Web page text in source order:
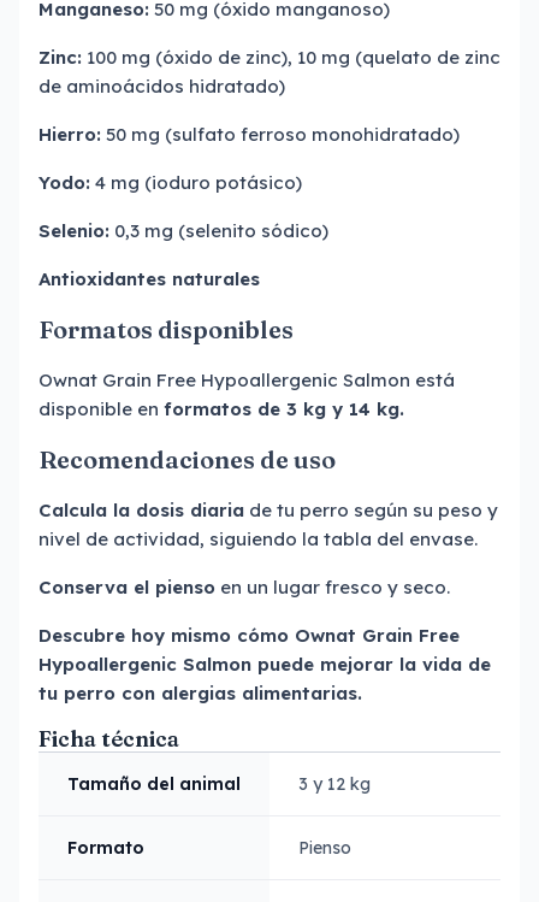
Manganeso: 50 mg (óxido manganoso)
Zinc: 100 mg (óxido de zinc), 10 mg (quelato de zinc
de aminoácidos hidratado)
Hierro: 50 mg (sulfato ferroso monohidratado)
Yodo: 4 mg (ioduro potásico)
Selenio: 0,3 mg (selenito sódico)
Antioxidantes naturales
Formatos disponibles
Ownat Grain Free Hypoallergenic Salmon está
disponible en formatos de 3 kg y 14 kg.
Recomendaciones de uso
Calcula la dosis diaria de tu perro según su peso y
nivel de actividad, siguiendo la tabla del envase.
Conserva el pienso en un lugar fresco y seco.
Descubre hoy mismo cómo Ownat Grain Free
Hypoallergenic Salmon puede mejorar la vida de
tu perro con alergias alimentarias.
Ficha técnica
Tamaño del animal 3 y 12 kg
Formato Pienso